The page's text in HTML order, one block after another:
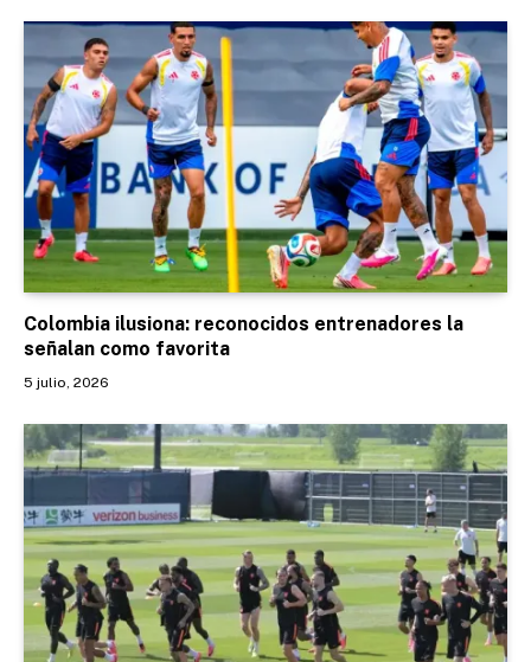
Colombia ilusiona: reconocidos entrenadores la
señalan como favorita
5 julio, 2026